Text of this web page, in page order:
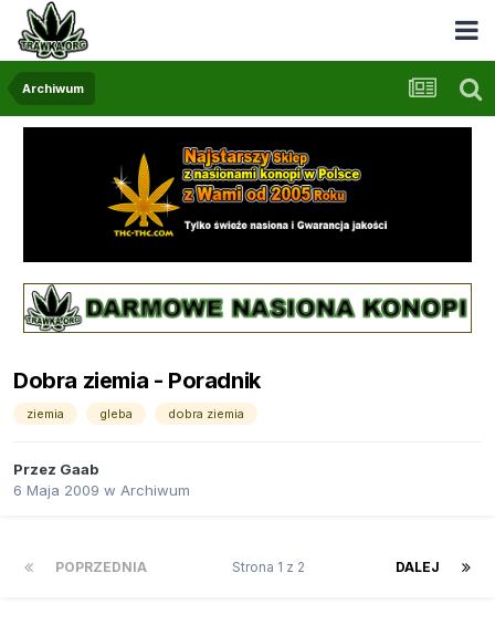
Archiwum
Dobra ziemia - Poradnik
ziemia gleba dobra ziemia
Przez Gaab
6 Maja 2009 w Archiwum
POPRZEDNIA DALEJ
Strona 1 z 2